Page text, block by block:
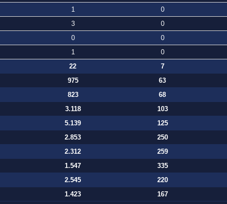
1 0
3 0
0 0
1 0
22 7
975 63
823 68
3.118 103
5.139 125
2.853 250
2.312 259
1.547 335
2.545 220
1.423 167